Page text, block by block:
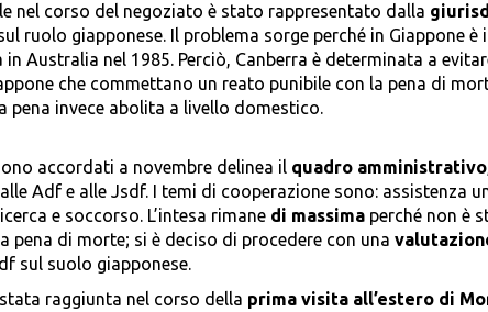
nel corso del negoziato è stato rappresentato dalla
ruolo giapponese. Il problema sorge perché in Giappone è
in Australia nel 1985. Perciò, Canberra è determinata a
che commettano un reato punibile con la pena di
pena invece abolita a livello domestico.
accordati a novembre delinea il quadro
Adf e alle Jsdf. I temi di cooperazione sono: assistenza
e soccorso. L’intesa rimane di massima perché non è
pena di morte; si è deciso di procedere con una
sul suolo giapponese.
stata raggiunta nel corso della prima visita all’estero di